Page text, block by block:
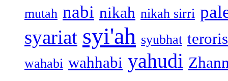
mutah nabi nikah nikah sirri
syariat syi'ah syubhat teroris
wahabi wahhabi yahudi